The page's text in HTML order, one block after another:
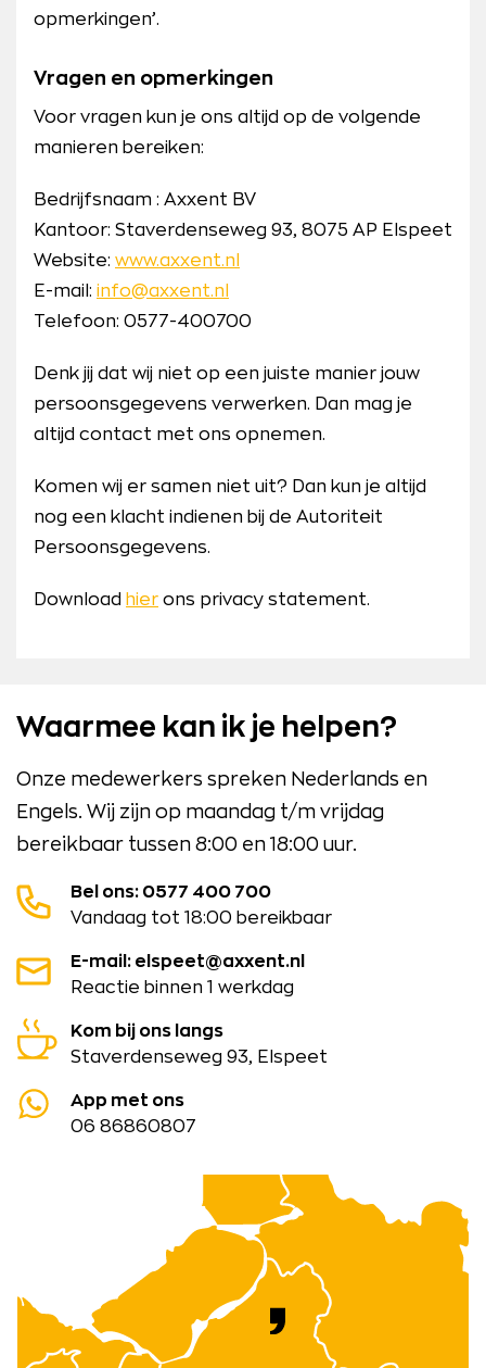
opmerkingen’.
Vragen en opmerkingen
Voor vragen kun je ons altijd op de volgende
manieren bereiken:
Bedrijfsnaam : Axxent BV
Kantoor: Staverdenseweg 93, 8075 AP Elspeet
Website: www.axxent.nl
E-mail: info@axxent.nl
Telefoon: 0577-400700
Denk jij dat wij niet op een juiste manier jouw
persoonsgegevens verwerken. Dan mag je
altijd contact met ons opnemen.
Komen wij er samen niet uit? Dan kun je altijd
nog een klacht indienen bij de Autoriteit
Persoonsgegevens.
Download hier ons privacy statement.
Waarmee kan ik je helpen?
Onze medewerkers spreken Nederlands en
Engels. Wij zijn op maandag t/m vrijdag
bereikbaar tussen 8:00 en 18:00 uur.
Bel ons: 0577 400 700
Vandaag tot 18:00 bereikbaar
E-mail: elspeet@axxent.nl
Reactie binnen 1 werkdag
Kom bij ons langs
Staverdenseweg 93, Elspeet
App met ons
06 86860807